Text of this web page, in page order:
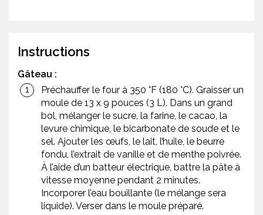
Instructions
Gâteau :
Préchauffer le four à 350 °F (180 °C). Graisser un
moule de 13 x 9 pouces (3 L). Dans un grand
bol, mélanger le sucre, la farine, le cacao, la
levure chimique, le bicarbonate de soude et le
sel. Ajouter les œufs, le lait, l’huile, le beurre
fondu, l’extrait de vanille et de menthe poivrée.
À l’aide d’un batteur électrique, battre la pâte à
vitesse moyenne pendant 2 minutes.
Incorporer l’eau bouillante (le mélange sera
liquide). Verser dans le moule préparé.